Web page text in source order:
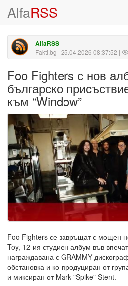
AlfaRSS
AlfaRSS
Fakti.bg | 25.04.2026 08:37:52 |
Foo Fighters с нов
българско
към “Window”
Foo Fighters се завръщат с мощен
Toy, 12-ия студиен албум във
награждавана с GRAMMY
обстановка и ко-продуциран от
и миксиран от Mark "Spike" Stent.